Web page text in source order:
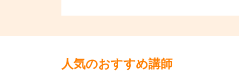
人気のおすすめ講師